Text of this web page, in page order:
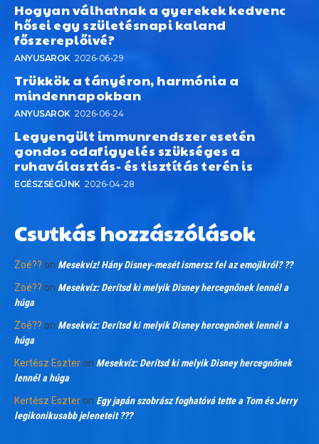
Hogyan válhatnak a gyerekek kedvenc
hősei egy születésnapi kaland
főszereplőivé?
ANYUSAROK 2026-06-29
Trükkök a tányéron, harmónia a
mindennapokban
ANYUSAROK 2026-06-24
Legyengült immunrendszer esetén
gondos odafigyelés szükséges a
ruhaválasztás- és tisztítás terén is
EGÉSZSÉGÜNK 2026-04-28
Csutkás hozzászólások
Zoé?? on Mesekvíz! Hány Disney-mesét ismersz fel az emojikról? ??
Zoé?? on Mesekvíz: Derítsd ki melyik Disney hercegnőnek lennél a
húga
Zoé?? on Mesekvíz: Derítsd ki melyik Disney hercegnőnek lennél a
húga
Kertész Eszter on Mesekvíz: Derítsd ki melyik Disney hercegnőnek
lennél a húga
Kertész Eszter on Egy japán szobrász foghatóvá tette a Tom és Jerry
legikonikusabb jeleneteit ???